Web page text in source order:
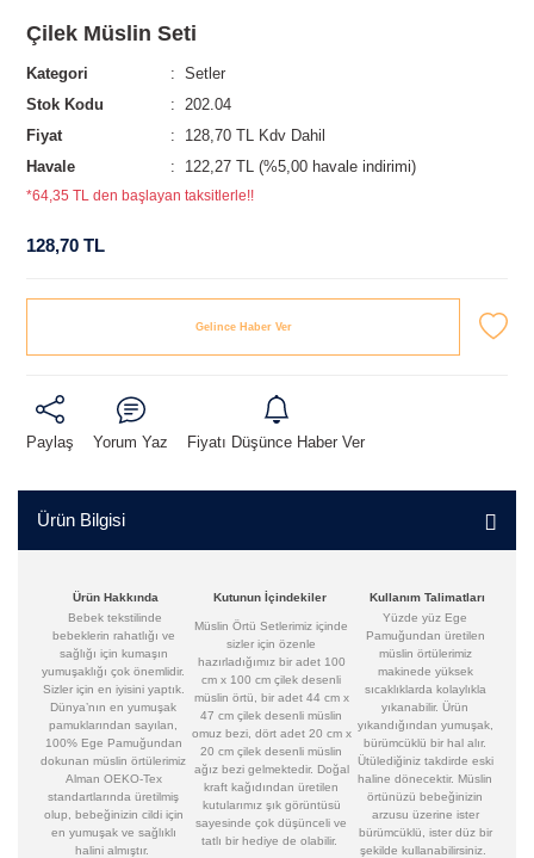
Çilek Müslin Seti
Kategori
Setler
Stok Kodu
202.04
Fiyat
128,70 TL Kdv Dahil
Havale
122,27 TL (%5,00 havale indirimi)
*64,35 TL den başlayan taksitlerle!!
128,70 TL
Gelince Haber Ver
Paylaş Yorum Yaz Fiyatı Düşünce Haber Ver
Ürün Bilgisi
Ürün Hakkında Kutunun İçindekiler
Kullanım Talimatları
Bebek tekstilinde
bebeklerin rahatlığı ve
sağlığı için kumaşın
yumuşaklığı çok önemlidir.
Sizler için en iyisini yaptık.
Dünya’nın en yumuşak
pamuklarından sayılan,
100% Ege Pamuğundan
dokunan müslin örtülerimiz
Alman OEKO-Tex
standartlarında üretilmiş
olup, bebeğinizin cildi için
en yumuşak ve sağlıklı
halini almıştır.
Müslin Örtü Setlerimiz içinde
sizler için özenle
hazırladığımız bir adet 100
cm x 100 cm çilek desenli
müslin örtü, bir adet 44 cm x
47 cm çilek desenli müslin
omuz bezi, dört adet 20 cm x
20 cm çilek desenli müslin
ağız bezi gelmektedir. Doğal
kraft kağıdından üretilen
kutularımız şık görüntüsü
sayesinde çok düşünceli ve
tatlı bir hediye de olabilir.
Yüzde yüz Ege
Pamuğundan üretilen
müslin örtülerimiz
makinede yüksek
sıcaklıklarda kolaylıkla
yıkanabilir. Ürün
yıkandığından yumuşak,
bürümcüklü bir hal alır.
Ütülediğiniz takdirde eski
haline dönecektir. Müslin
örtünüzü bebeğinizin
arzusu üzerine ister
bürümcüklü, ister düz bir
şekilde kullanabilirsiniz.